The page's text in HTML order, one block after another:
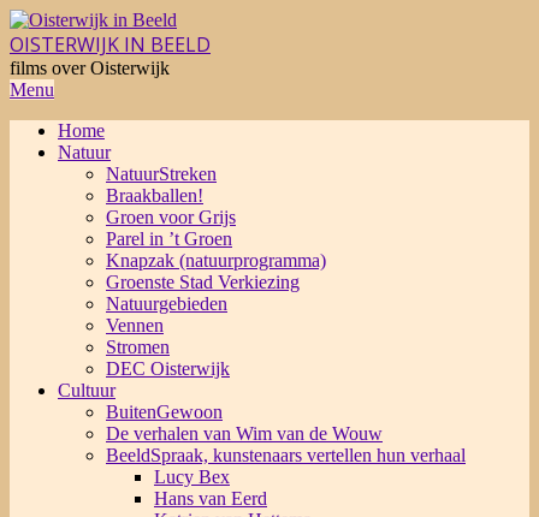
Skip
to
content
OISTERWIJK IN BEELD
films over Oisterwijk
Primary
Menu
Menu
Home
Natuur
NatuurStreken
Braakballen!
Groen voor Grijs
Parel in ’t Groen
Knapzak (natuurprogramma)
Groenste Stad Verkiezing
Natuurgebieden
Vennen
Stromen
DEC Oisterwijk
Cultuur
BuitenGewoon
De verhalen van Wim van de Wouw
BeeldSpraak, kunstenaars vertellen hun verhaal
Lucy Bex
Hans van Eerd